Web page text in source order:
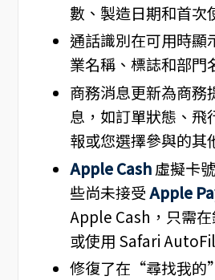
數、製造日期和首次
通話識別在可用時顯
業名稱、標誌和部門
商務消息更新為商務
息，如訂單狀態、飛
報或您選擇參與的其
Apple Cash虛擬卡
些尚未接受Apple
Apple Cash，只需
或使用 Safari
修復了在“尋找我的